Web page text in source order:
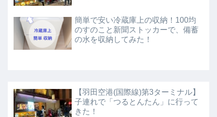
簡単で安い冷蔵庫上の収納！100均
のすのこと新聞ストッカーで、備蓄
の水を収納してみた！
【羽田空港(国際線)第3ターミナル】
子連れで「つるとんたん」に行って
きた！